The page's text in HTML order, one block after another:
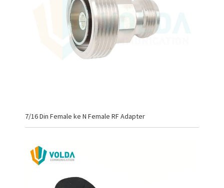
7/16 Din Female ke N Female RF Adapter